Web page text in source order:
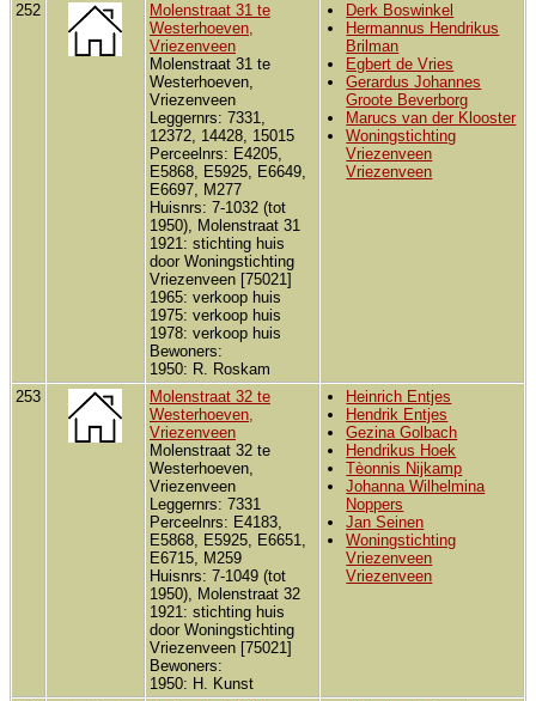
252
Molenstraat 31 te
Westerhoeven,
Vriezenveen
Molenstraat 31 te
Westerhoeven,
Vriezenveen
Leggernrs: 7331,
12372, 14428, 15015
Perceelnrs: E4205,
E5868, E5925, E6649,
E6697, M277
Huisnrs: 7-1032 (tot
1950), Molenstraat 31
1921: stichting huis
door Woningstichting
Vriezenveen [75021]
1965: verkoop huis
1975: verkoop huis
1978: verkoop huis
Bewoners:
1950: R. Roskam
Derk Boswinkel
Hermannus Hendrikus
Brilman
Egbert de Vries
Gerardus Johannes
Groote Beverborg
Marucs van der Klooster
Woningstichting
Vriezenveen
Vriezenveen
253
Molenstraat 32 te
Westerhoeven,
Vriezenveen
Molenstraat 32 te
Westerhoeven,
Vriezenveen
Leggernrs: 7331
Perceelnrs: E4183,
E5868, E5925, E6651,
E6715, M259
Huisnrs: 7-1049 (tot
1950), Molenstraat 32
1921: stichting huis
door Woningstichting
Vriezenveen [75021]
Bewoners:
1950: H. Kunst
Heinrich Entjes
Hendrik Entjes
Gezina Golbach
Hendrikus Hoek
Tèonnis Nijkamp
Johanna Wilhelmina
Noppers
Jan Seinen
Woningstichting
Vriezenveen
Vriezenveen